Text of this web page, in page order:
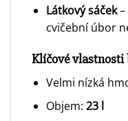
Látkový sáček–
cvičební úbor
Klíčové vlastnosti
Velmi nízká
Objem: 23 l